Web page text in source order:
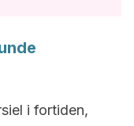
i fortiden,